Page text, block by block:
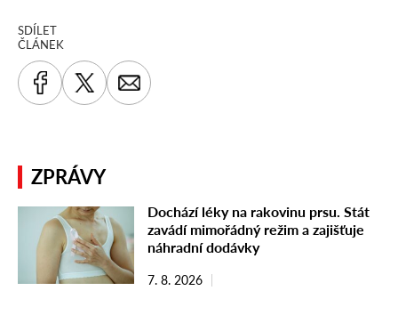
SDÍLET
ČLÁNEK
ZPRÁVY
Dochází léky na rakovinu prsu. Stát
zavádí mimořádný režim a zajišťuje
náhradní dodávky
7. 8. 2026